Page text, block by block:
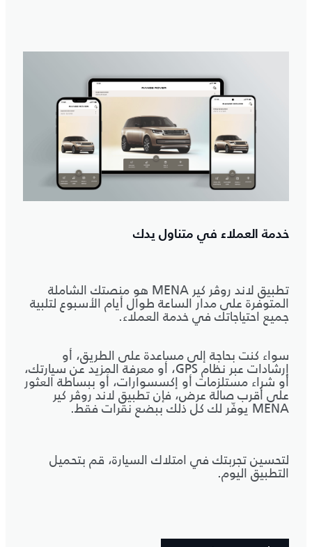
خدمة العملاء في متناول يدك
تطبيق لاند روڤر كير MENA هو منصتك الشاملة
المتوفرة على مدار الساعة طوال أيام الأسبوع لتلبية
جميع احتياجاتك في خدمة العملاء.
سواء كنت بحاجة إلى مساعدة على الطريق، أو
إرشادات عبر نظام GPS، أو معرفة المزيد عن سيارتك،
أو شراء مستلزمات أو إكسسوارات، أو ببساطة العثور
على أقرب صالة عرض، فإن تطبيق لاند روڤر كير
MENA يوفّر لك كل ذلك ببضع نقرات فقط.
لتحسين تجربتك في امتلاك السيارة، قم بتحميل
التطبيق اليوم.